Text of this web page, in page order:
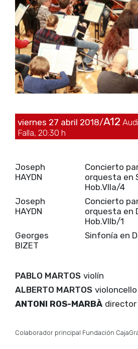
viernes 27 abril 2018/A12
Falla, 20:30 h
Joseph
HAYDN
Concierto
orquesta en
Hob.VIIa/4
Joseph
HAYDN
Concierto
orquesta en
Hob.VIIb/1
Georges
BIZET
Sinfonía en
PABLO MARTOS violín
ALBERTO MARTOS violoncello
ANTONI ROS-MARBÀ director
Colaborador principal Fundación